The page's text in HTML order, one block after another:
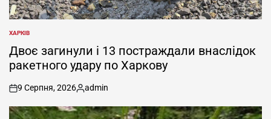
ОПУБЛІКУВАТИ
У
ХАРКІВ
Двоє загинули і 13 постраждали внаслідок
ракетного удару по Харкову
on
9 Серпня, 2026
Опубліковано
admin